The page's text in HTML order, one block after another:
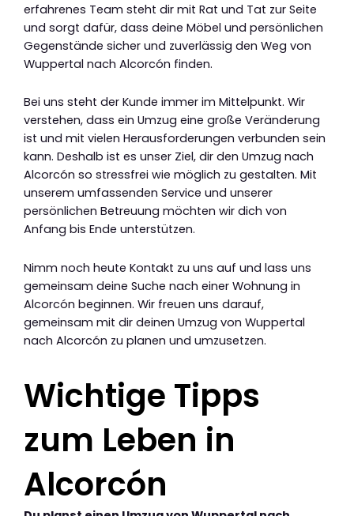
erfahrenes Team steht dir mit Rat und Tat zur Seite
und sorgt dafür, dass deine Möbel und persönlichen
Gegenstände sicher und zuverlässig den Weg von
Wuppertal nach Alcorcón finden.
Bei uns steht der Kunde immer im Mittelpunkt. Wir
verstehen, dass ein Umzug eine große Veränderung
ist und mit vielen Herausforderungen verbunden sein
kann. Deshalb ist es unser Ziel, dir den Umzug nach
Alcorcón so stressfrei wie möglich zu gestalten. Mit
unserem umfassenden Service und unserer
persönlichen Betreuung möchten wir dich von
Anfang bis Ende unterstützen.
Nimm noch heute Kontakt zu uns auf und lass uns
gemeinsam deine Suche nach einer Wohnung in
Alcorcón beginnen. Wir freuen uns darauf,
gemeinsam mit dir deinen Umzug von Wuppertal
nach Alcorcón zu planen und umzusetzen.
Wichtige Tipps
zum Leben in
Alcorcón